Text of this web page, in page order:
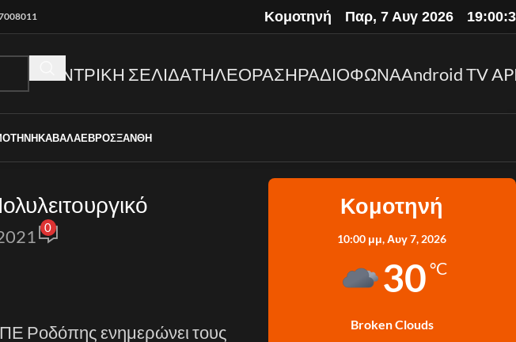
Κομοτηνή Παρ, 7 Αυγ 2026
ΚΕΝΤΡΙΚΗ ΣΕΛΙΔΑΤΗΛΕΟΡΑΣΗΡΑΔΙΟΦΩΝΑAndroid TV
ΚΑΒΑΛΑΕΒΡΟΣΞΑΝΘΗ
0
Ροδόπης ενημερώνει τους
Κομοτηνή
10:00 μμ,Αυγ 7, 2026
30 °C
Broken Clouds